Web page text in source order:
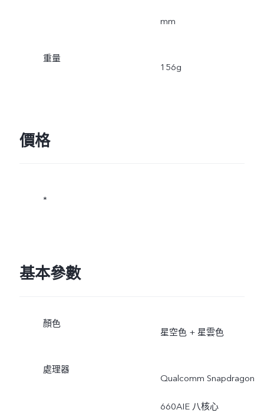
mm
重量
156g
價格
*
基本參數
顏色
星空色 + 星雲色
處理器
Qualcomm Snapdragon
660AIE 八核心